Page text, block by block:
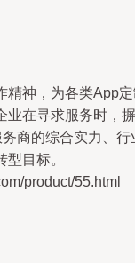
精神，为各类App
业在寻求服务时，摒
商的综合实力、行
目标。
product/55.html